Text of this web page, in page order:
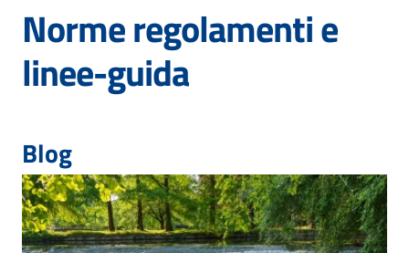
Norme regolamenti e
linee-guida
Blog